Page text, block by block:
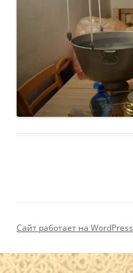
Сайт работает на WordPress